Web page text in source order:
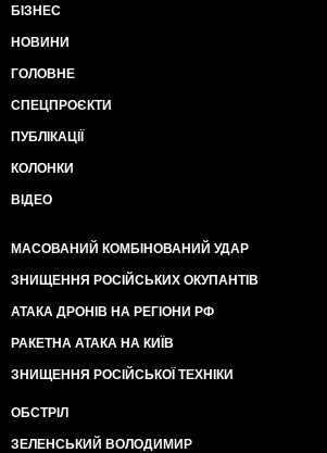
БІЗНЕС
НОВИНИ
ГОЛОВНЕ
СПЕЦПРОЄКТИ
ПУБЛІКАЦІЇ
КОЛОНКИ
ВІДЕО
МАСОВАНИЙ КОМБІНОВАНИЙ УДАР
ЗНИЩЕННЯ РОСІЙСЬКИХ ОКУПАНТІВ
АТАКА ДРОНІВ НА РЕГІОНИ РФ
РАКЕТНА АТАКА НА КИЇВ
ЗНИЩЕННЯ РОСІЙСЬКОЇ ТЕХНІКИ
ОБСТРІЛ
ЗЕЛЕНСЬКИЙ ВОЛОДИМИР